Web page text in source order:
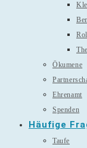
Ökumene
Ehrenamt
Spenden
Häufige
Taufe